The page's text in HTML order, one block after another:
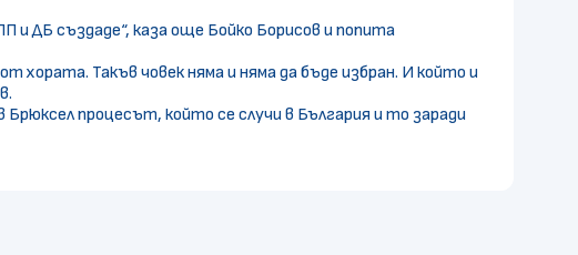
ДБ създаде“, каза още Бойко Борисов и попита
хората. Такъв човек няма и няма да бъде избран. И който и
процесът, който се случи в България и то заради